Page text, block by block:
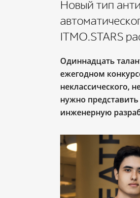
Новый тип
ITMO.STARS
Одиннадцать
ежегодном
неклассического,
нужно
инженерную